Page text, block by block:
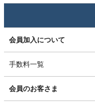
会員加入について
手数料一覧
会員のお客さま